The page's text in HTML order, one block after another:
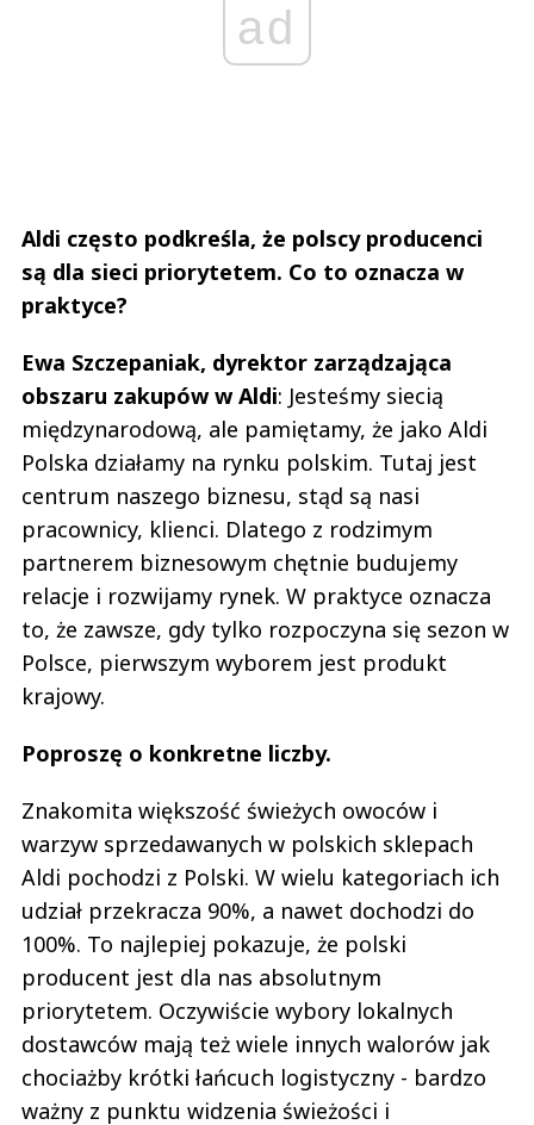
ad
Aldi często podkreśla, że polscy producenci
są dla sieci priorytetem. Co to oznacza w
praktyce?
Ewa Szczepaniak, dyrektor zarządzająca
obszaru zakupów w Aldi: Jesteśmy siecią
międzynarodową, ale pamiętamy, że jako Aldi
Polska działamy na rynku polskim. Tutaj jest
centrum naszego biznesu, stąd są nasi
pracownicy, klienci. Dlatego z rodzimym
partnerem biznesowym chętnie budujemy
relacje i rozwijamy rynek. W praktyce oznacza
to, że zawsze, gdy tylko rozpoczyna się sezon w
Polsce, pierwszym wyborem jest produkt
krajowy.
Poproszę o konkretne liczby.
Znakomita większość świeżych owoców i
warzyw sprzedawanych w polskich sklepach
Aldi pochodzi z Polski. W wielu kategoriach ich
udział przekracza 90%, a nawet dochodzi do
100%. To najlepiej pokazuje, że polski
producent jest dla nas absolutnym
priorytetem. Oczywiście wybory lokalnych
dostawców mają też wiele innych walorów jak
chociażby krótki łańcuch logistyczny - bardzo
ważny z punktu widzenia świeżości i